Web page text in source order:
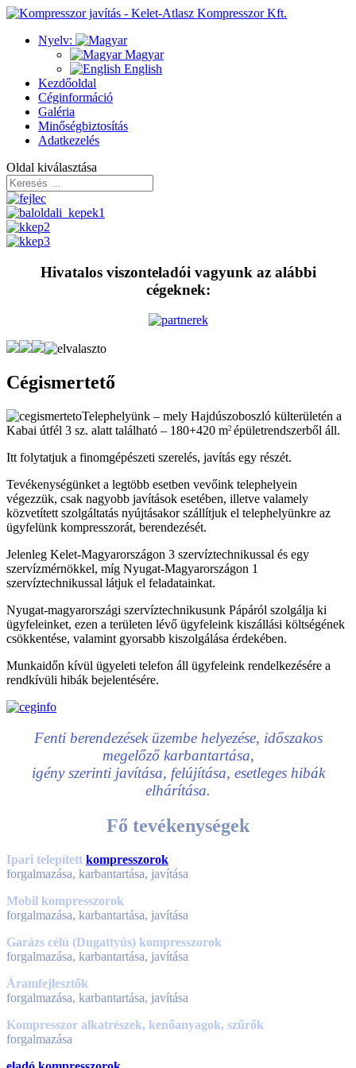
Nyelv:
Magyar
English
Kezdőoldal
Céginformáció
Galéria
Minőségbiztosítás
Adatkezelés
Oldal kiválasztása
Hivatalos viszonteladói vagyunk az alábbi
cégeknek:
Cégismertető
Telephelyünk – mely Hajdúszoboszló külterületén a
Kabai útfél 3 sz. alatt található – 180+420 m2 épületrendszerből áll.
Itt folytatjuk a finomgépészeti szerelés, javítás egy részét.
Tevékenységünket a legtöbb esetben vevőink telephelyein
végezzük, csak nagyobb javítások esetében, illetve valamely
közvetített szolgáltatás nyújtásakor szállítjuk el telephelyünkre az
ügyfelünk kompresszorát, berendezését.
Jelenleg Kelet-Magyarországon 3 szervíztechnikussal és egy
szervízmérnökkel, míg Nyugat-Magyarországon 1
szervíztechnikussal látjuk el feladatainkat.
Nyugat-magyarországi szervíztechnikusunk Pápáról szolgálja ki
ügyfeleinket, ezen a területen lévő ügyfeleink kiszállási költségének
csökkentése, valamint gyorsabb kiszolgálása érdekében.
Munkaidőn kívül ügyeleti telefon áll ügyfeleink rendelkezésére a
rendkívüli hibák bejelentésére.
Fenti berendezések üzembe helyezése, időszakos
megelőző karbantartása,
igény szerinti javítása, felújítása, esetleges hibák
elhárítása.
Fő tevékenységek
Ipari telepített kompresszorok
forgalmazása, karbantartása, javítása
Mobil kompresszorok
forgalmazása, karbantartása, javítása
Garázs célú (Dugattyús) kompresszorok
forgalmazása, karbantartása, javítása
Áramfejlesztők
forgalmazása, karbantartása, javítása
Kompresszor alkatrészek, kenőanyagok, szűrők
forgalmazása